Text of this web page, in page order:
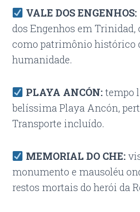
VALE DOS ENGENHOS:
dos Engenhos em Trinidad,
como patrimônio histórico
humanidade.
PLAYA ANCÓN: tempo
belíssima Playa Ancón,
Transporte incluído.
MEMORIAL DO CHE:
monumento e mausoléu
restos mortais do herói da